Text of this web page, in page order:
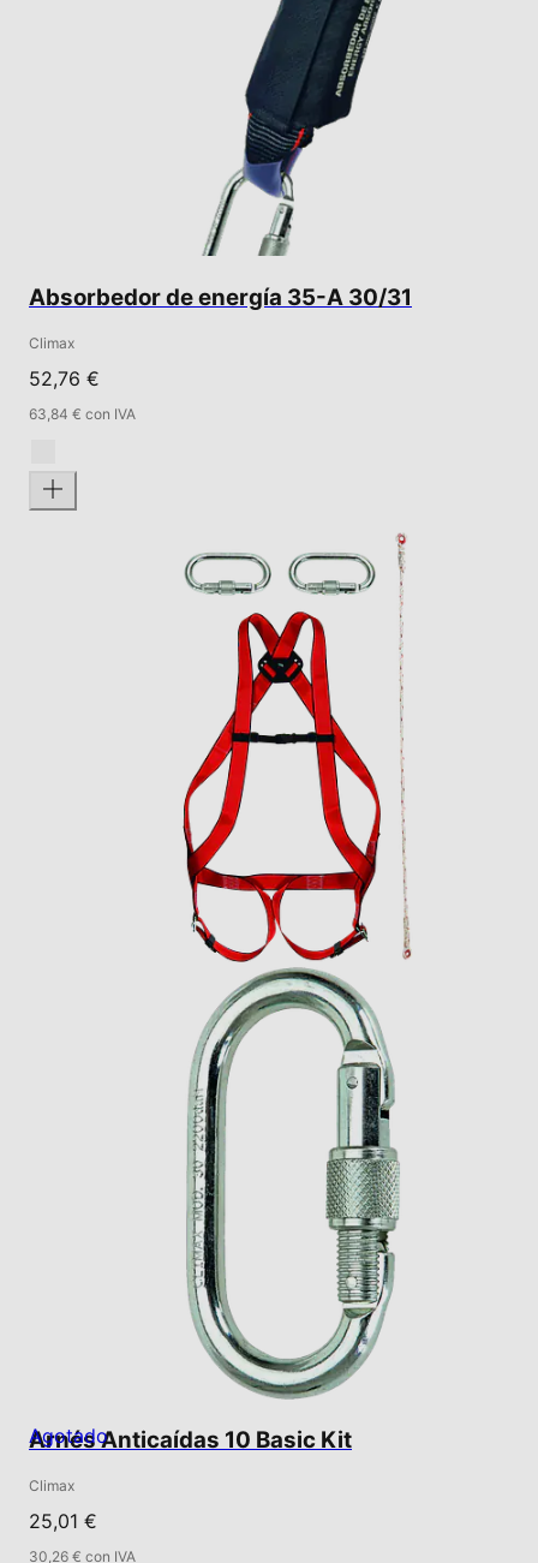
Absorbedor de energía 35-A 30/31
Climax
52,76 €
63,84 € con IVA
Agotado
Arnés Anticaídas 10 Basic Kit
Climax
25,01 €
30,26 € con IVA